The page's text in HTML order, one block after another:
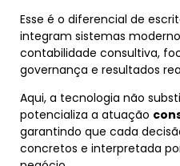
Esse é o diferencial de
integram sistemas
contabilidade consultiva,
governança e resultados
Aqui, a tecnologia não
potencializa a atuação
garantindo que cada
concretos e interpretada